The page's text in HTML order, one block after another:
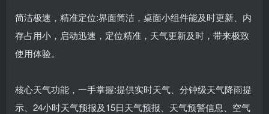
简洁极速，精准定位:界面简洁，桌面小组件能及时更新、内
存占用小，启动迅速，定位精准，天气更新及时，带来极致
使用体验。
核心天气功能，一手掌握:提供实时天气、分钟级天气降雨提
示、24小时天气预报及15日天气预报、天气预警信息、空气